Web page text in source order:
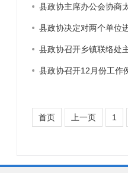
县政协主席办公会协商
县政协决定对两个单位
县政协召开乡镇联络处
县政协召开12月份工作
首页 上一页 1